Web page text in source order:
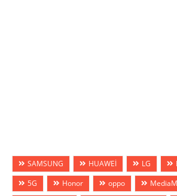
SAMSUNG HUAWEİ LG
5G
Honor oppo